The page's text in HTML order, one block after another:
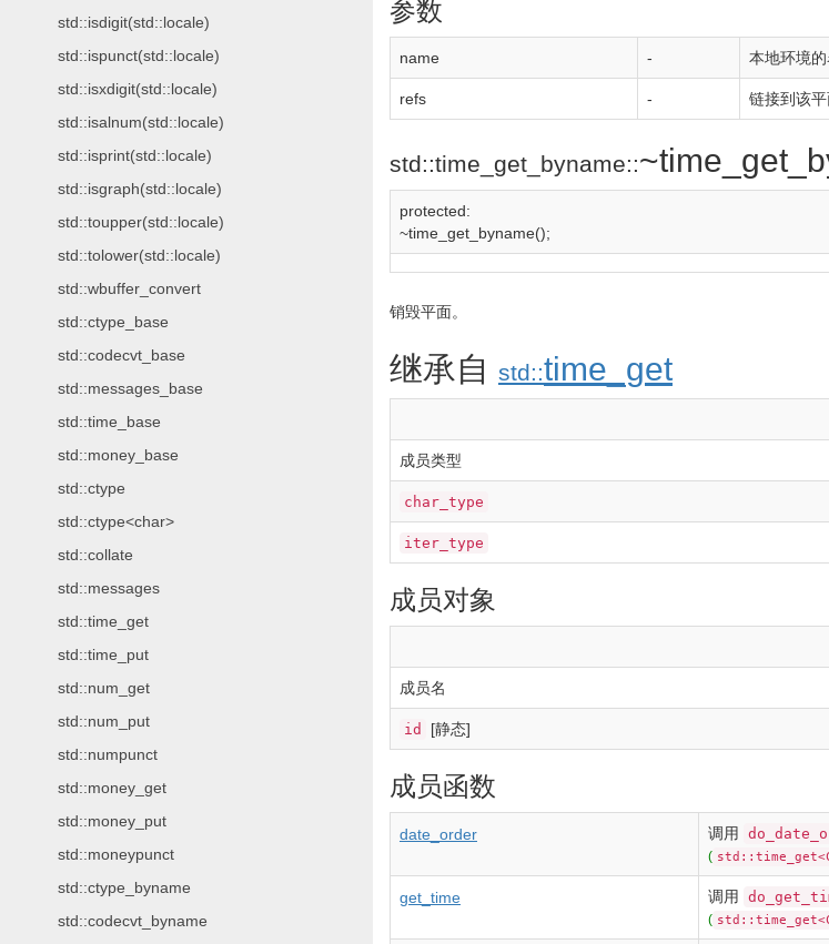
std::isdigit(std::locale)
std::ispunct(std::locale)
std::isxdigit(std::locale)
std::isalnum(std::locale)
std::isprint(std::locale)
std::isgraph(std::locale)
std::toupper(std::locale)
std::tolower(std::locale)
std::wbuffer_convert
std::ctype_base
std::codecvt_base
std::messages_base
std::time_base
std::money_base
std::ctype
std::ctype<char>
std::collate
std::messages
std::time_get
std::time_put
std::num_get
std::num_put
std::numpunct
std::money_get
std::money_put
std::moneypunct
std::ctype_byname
std::codecvt_byname
参数
name - 本地环境
refs - 链接到该
std::time_get_byname::
protected:
~time_get_byname();
销毁平面。
继承自 std::time_get
成员类型
char_type
iter_type
成员对象
成员名
id [静态]
成员函数
date_order 调用
(
get_time 调用
(